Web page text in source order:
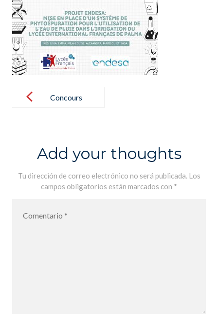
navigation
Concours
Add your thoughts
Tu dirección de correo electrónico no será publicada. Los
campos obligatorios están marcados con *